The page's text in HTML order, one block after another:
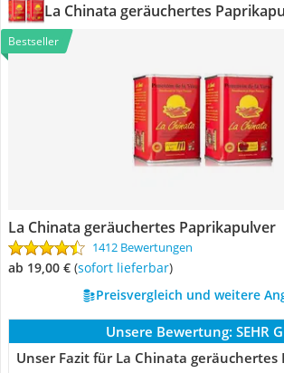
La Chinata geräuchertes
Bestseller
La Chinata geräuchertes Paprikapulver
1412 Bewertungen
ab 19,00 € ( Sofort lieferbar)
Preisvergleich und weitere
Unsere Bewertung: SEHR
Unser Fazit für La Chinata geräuchertes